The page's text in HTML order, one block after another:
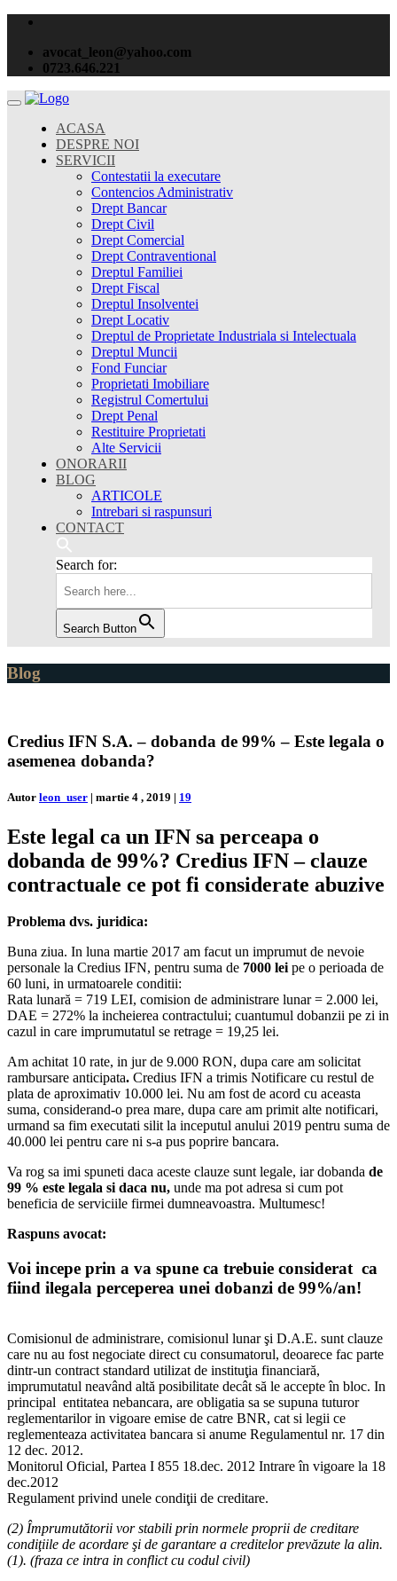
avocat_leon@yahoo.com
0723.646.221
ACASA
DESPRE NOI
SERVICII
Contestatii la executare
Contencios Administrativ
Drept Bancar
Drept Civil
Drept Comercial
Drept Contraventional
Dreptul Familiei
Drept Fiscal
Dreptul Insolventei
Drept Locativ
Dreptul de Proprietate Industriala si Intelectuala
Dreptul Muncii
Fond Funciar
Proprietati Imobiliare
Registrul Comertului
Drept Penal
Restituire Proprietati
Alte Servicii
ONORARII
BLOG
ARTICOLE
Intrebari si raspunsuri
CONTACT
Search for:
Search Button
Blog
Credius IFN S.A. – dobanda de 99% – Este legala o
asemenea dobanda?
Autor leon_user | martie 4 , 2019 | 19
Este legal ca un IFN sa perceapa o
dobanda de 99%? Credius IFN – clauze
contractuale ce pot fi considerate abuzive
Problema dvs. juridica:
Buna ziua. In luna martie 2017 am facut un imprumut de nevoie
personale la Credius IFN, pentru suma de 7000 leipe o perioada de
60 luni, in urmatoarele conditii:
Rata lunară = 719 LEI, comision de administrare lunar = 2.000 lei,
DAE = 272% la incheierea contractului; cuantumul dobanzii pe zi in
cazul in care imprumutatul se retrage = 19,25 lei.
Am achitat 10 rate, in jur de 9.000 RON, dupa care am solicitat
rambursare anticipata. Credius IFN a trimis Notificare cu restul de
plata de aproximativ 10.000 lei. Nu am fost de acord cu aceasta
suma, considerand-o prea mare, dupa care am primit alte notificari,
urmand sa fim executati silit la inceputul anului 2019 pentru suma de
40.000 lei pentru care ni s-a pus poprire bancara.
Va rog sa imi spuneti daca aceste clauze sunt legale, iar dobanda de
99 % este legala si daca nu, unde ma pot adresa si cum pot
beneficia de serviciile firmei dumneavoastra. Multumesc!
Raspuns avocat:
Voi incepe prin a va spune ca trebuie considerat ca
fiind ilegala perceperea unei dobanzi de 99%/an!
Comisionul de administrare, comisionul lunar şi D.A.E. sunt clauze
care nu au fost negociate direct cu consumatorul, deoarece fac parte
dintr-un contract standard utilizat de instituţia financiară,
imprumutatul neavând altă posibilitate decât să le accepte în bloc. In
principal entitatea nebancara, are obligatia sa se supuna tuturor
reglementarilor in vigoare emise de catre BNR, cat si legii ce
reglementeaza activitatea bancara si anume Regulamentul nr. 17 din
12 dec. 2012.
Monitorul Oficial, Partea I 855 18.dec. 2012 Intrare în vigoare la 18
dec.2012
Regulament privind unele condiţii de creditare.
(2) Împrumutătorii vor stabili prin normele proprii de creditare
condiţiile de acordare şi de garantare a creditelor prevăzute la alin.
(1). (fraza ce intra in conflict cu codul civil)